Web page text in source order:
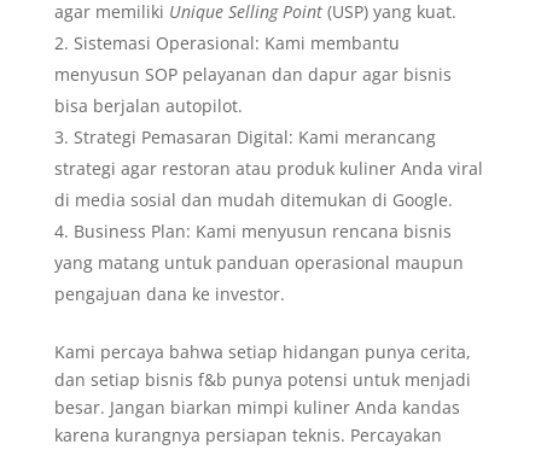
agar memiliki Unique Selling Point(USP) yang kuat.
Sistemasi Operasional: Kami membantu
menyusun SOP pelayanan dan dapur agar bisnis
bisa berjalan autopilot.
Strategi Pemasaran Digital: Kami merancang
strategi agar restoran atau produk kuliner Anda viral
di media sosial dan mudah ditemukan di Google.
Business Plan: Kami menyusun rencana bisnis
yang matang untuk panduan operasional maupun
pengajuan dana ke investor.
Kami percaya bahwa setiap hidangan punya cerita,
dan setiap bisnis f&b punya potensi untuk menjadi
besar. Jangan biarkan mimpi kuliner Anda kandas
karena kurangnya persiapan teknis. Percayakan